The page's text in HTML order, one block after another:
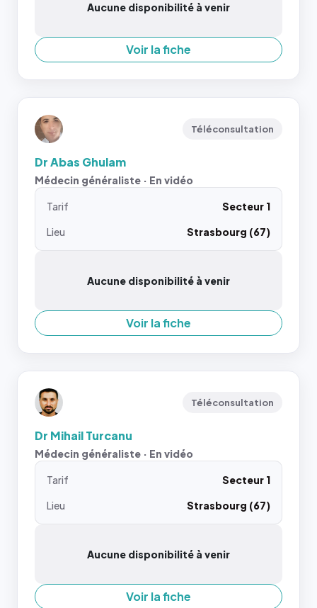
Aucune disponibilité à venir
Voir la fiche
Téléconsultation
Dr Abas Ghulam
Médecin généraliste · En vidéo
Tarif
Secteur 1
Lieu
Strasbourg (67)
Aucune disponibilité à venir
Voir la fiche
Téléconsultation
Dr Mihail Turcanu
Médecin généraliste · En vidéo
Tarif
Secteur 1
Lieu
Strasbourg (67)
Aucune disponibilité à venir
Voir la fiche